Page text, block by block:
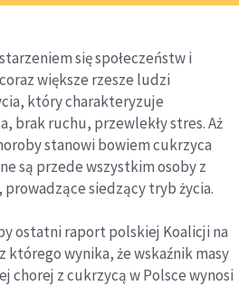
się społeczeństw i
większe rzesze ludzi
który charakteryzuje
brak ruchu, przewlekły stres. Aż
stanowi bowiem cukrzyca
są przede wszystkim osoby z
siedzący tryb życia.
ostatni raport polskiej Koalicji na
którego wynika, że wskaźnik masy
chorej z cukrzycą w Polsce wynosi